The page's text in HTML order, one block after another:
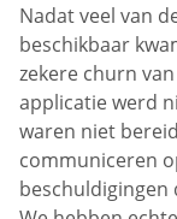
Nadat veel van
beschikbaar
zekere churn
applicatie werd
waren niet
communiceren
beschuldigingen